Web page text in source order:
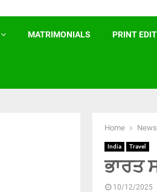
MATRIMONIALS PRINT
Home News
India Travel
ਭਾਰਤ
10/12/2025